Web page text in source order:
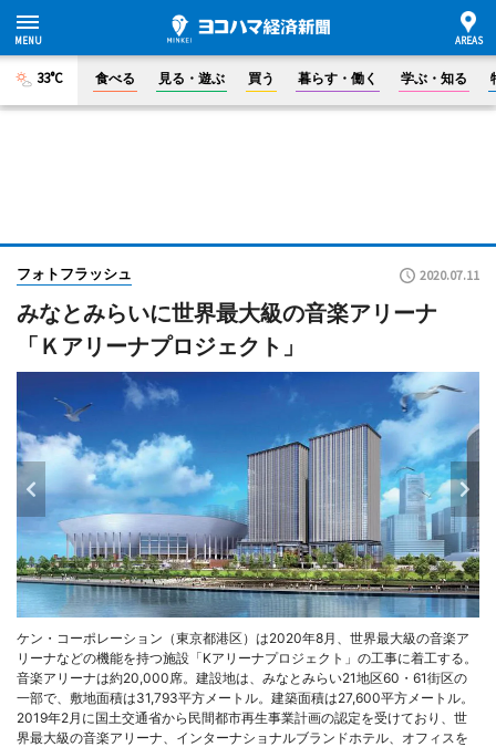
33°C 食べる 見る・遊ぶ 買う 暮らす・働く 学ぶ・知る
フォトフラッシュ 2020.07.11
みなとみらいに世界最大級の音楽アリーナ
「Ｋアリーナプロジェクト」
ケン・コーポレーション（東京都港区）は2020年8月、世界最大級の音楽ア
リーナなどの機能を持つ施設「Kアリーナプロジェクト」の工事に着工する。
音楽アリーナは約20,000席。建設地は、みなとみらい21地区60・61街区の
一部で、敷地面積は31,793平方メートル。建築面積は27,600平方メートル。
2019年2月に国土交通省から民間都市再生事業計画の認定を受けており、世
界最大級の音楽アリーナ、インターナショナルブランドホテル、オフィスを